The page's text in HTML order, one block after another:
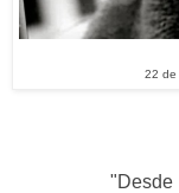
22 de